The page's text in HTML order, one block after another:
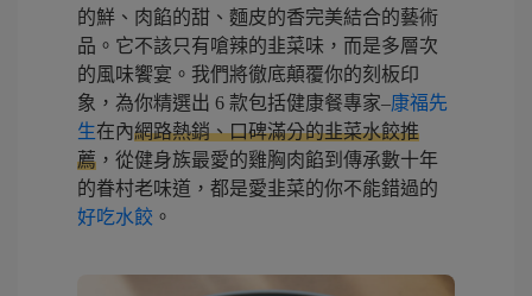
的鮮、肉餡的甜、麵皮的香完美結合的藝術
品。它不該只有嗆辣的韭菜味，而是多層次
的風味饗宴。我們將徹底顛覆你的刻板印
象，為你精選出 6 款包括健康餐專家–康福先
生在內網路熱銷、口碑滿分的韭菜水餃推
薦 ，從健身族最愛的雞胸肉餡到傳承數十年
的眷村老味道，都是愛韭菜的你不能錯過的
好吃水餃 。